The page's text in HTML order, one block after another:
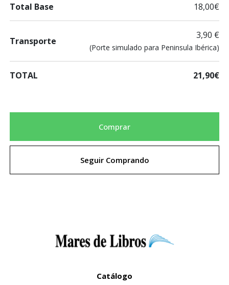
Total Base 18,00€
Transporte
3,90 €
(Porte simulado para Peninsula Ibérica)
TOTAL 21,90€
Comprar
Seguir Comprando
Catálogo